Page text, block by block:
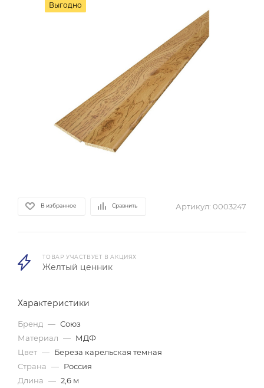
Выгодно
В избранное Сравнить Артикул: 0003247
ТОВАР УЧАСТВУЕТ В АКЦИЯХ
Желтый ценник
Характеристики
Бренд — Союз
Материал — МДФ
Цвет — Береза карельская темная
Страна — Россия
Длина — 2,6 м